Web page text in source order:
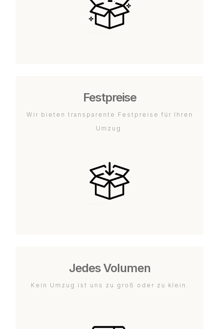
Festpreise
Wir bieten transparente Festpreise für Ihren
Umzug.
Jedes Volumen
Kein Umzug ist uns zu groß oder zu klein.